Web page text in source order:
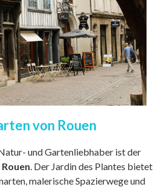
von Rouen
und Gartenliebhaber ist der
. Der Jardin des Plantes bietet
malerische Spazierwege und